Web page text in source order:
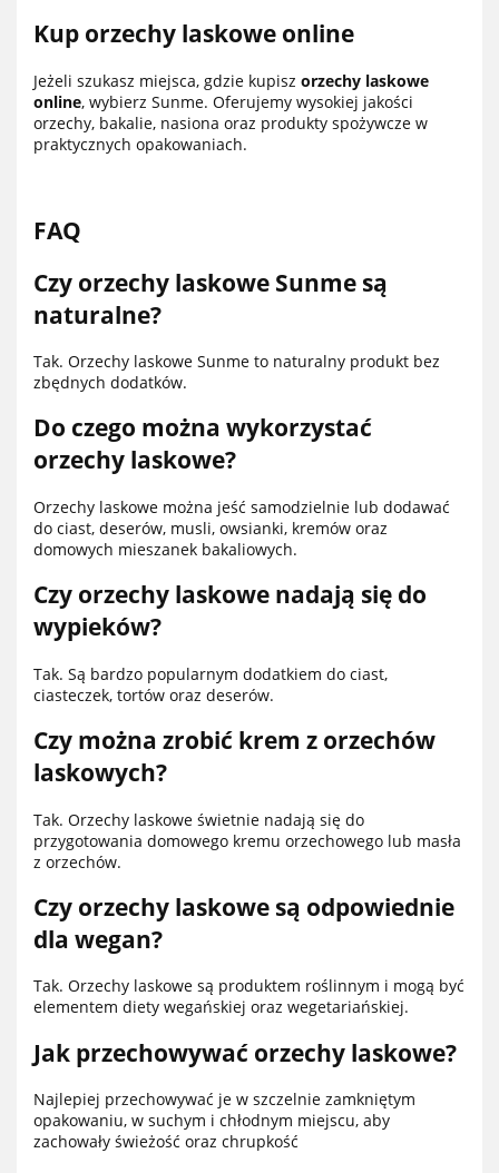
Kup orzechy laskowe online
Jeżeli szukasz miejsca, gdzie kupisz orzechy laskowe
online, wybierz Sunme. Oferujemy wysokiej jakości
orzechy, bakalie, nasiona oraz produkty spożywcze w
praktycznych opakowaniach.
FAQ
Czy orzechy laskowe Sunme są
naturalne?
Tak. Orzechy laskowe Sunme to naturalny produkt bez
zbędnych dodatków.
Do czego można wykorzystać
orzechy laskowe?
Orzechy laskowe można jeść samodzielnie lub dodawać
do ciast, deserów, musli, owsianki, kremów oraz
domowych mieszanek bakaliowych.
Czy orzechy laskowe nadają się do
wypieków?
Tak. Są bardzo popularnym dodatkiem do ciast,
ciasteczek, tortów oraz deserów.
Czy można zrobić krem z orzechów
laskowych?
Tak. Orzechy laskowe świetnie nadają się do
przygotowania domowego kremu orzechowego lub masła
z orzechów.
Czy orzechy laskowe są odpowiednie
dla wegan?
Tak. Orzechy laskowe są produktem roślinnym i mogą być
elementem diety wegańskiej oraz wegetariańskiej.
Jak przechowywać orzechy laskowe?
Najlepiej przechowywać je w szczelnie zamkniętym
opakowaniu, w suchym i chłodnym miejscu, aby
zachowały świeżość oraz chrupkość